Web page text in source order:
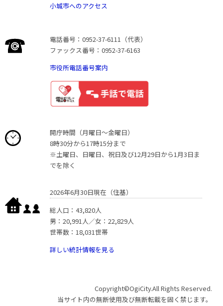
小城市へのアクセス
電話番号：0952-37-6111（代表）
ファックス番号：0952-37-6163
市役所電話番号案内
開庁時間（月曜日〜金曜日）
8時30分から17時15分まで
※土曜日、日曜日、祝日及び12月29日から1月3日ま
でを除く
2026年6月30日現在（住基）
総人口：43,820人
男：20,991人／女：22,829人
世帯数：18,031世帯
詳しい統計情報を見る
Copyright©OgiCity.All Rights Reserved.
当サイト内の無断使用及び無断転載を固く禁じます。